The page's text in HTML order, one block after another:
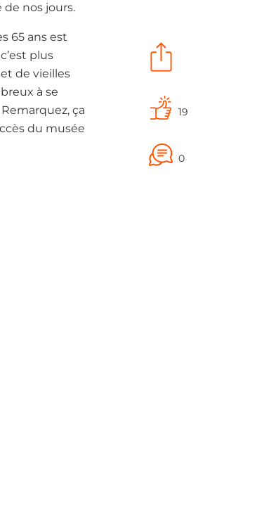
19
0
de nos jours.
65 ans est
plus
de vieilles
à se
ça
du musée